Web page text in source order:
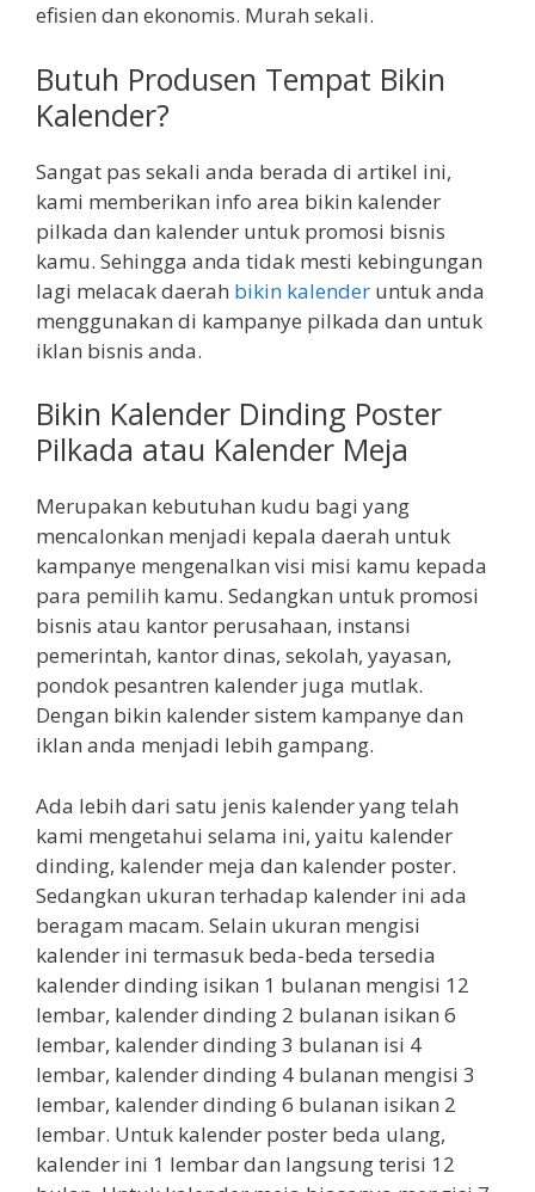
efisien dan ekonomis. Murah sekali.
Butuh Produsen Tempat Bikin
Kalender?
Sangat pas sekali anda berada di artikel ini,
kami memberikan info area bikin kalender
pilkada dan kalender untuk promosi bisnis
kamu. Sehingga anda tidak mesti kebingungan
lagi melacak daerah bikin kalender untuk anda
menggunakan di kampanye pilkada dan untuk
iklan bisnis anda.
Bikin Kalender Dinding Poster
Pilkada atau Kalender Meja
Merupakan kebutuhan kudu bagi yang
mencalonkan menjadi kepala daerah untuk
kampanye mengenalkan visi misi kamu kepada
para pemilih kamu. Sedangkan untuk promosi
bisnis atau kantor perusahaan, instansi
pemerintah, kantor dinas, sekolah, yayasan,
pondok pesantren kalender juga mutlak.
Dengan bikin kalender sistem kampanye dan
iklan anda menjadi lebih gampang.
Ada lebih dari satu jenis kalender yang telah
kami mengetahui selama ini, yaitu kalender
dinding, kalender meja dan kalender poster.
Sedangkan ukuran terhadap kalender ini ada
beragam macam. Selain ukuran mengisi
kalender ini termasuk beda-beda tersedia
kalender dinding isikan 1 bulanan mengisi 12
lembar, kalender dinding 2 bulanan isikan 6
lembar, kalender dinding 3 bulanan isi 4
lembar, kalender dinding 4 bulanan mengisi 3
lembar, kalender dinding 6 bulanan isikan 2
lembar. Untuk kalender poster beda ulang,
kalender ini 1 lembar dan langsung terisi 12